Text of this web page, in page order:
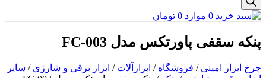
0 موارد 0 تومان
پنکه سقفی پاورتکس مدل FC-003
چرخ ابزار امینی / فروشگاه / ابزارآلات / ابزار برقی و شارژی / سایر